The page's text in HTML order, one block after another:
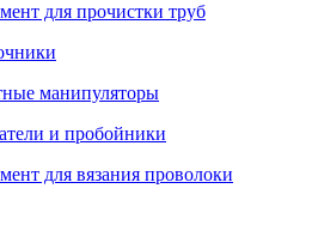
для прочистки труб
манипуляторы
и пробойники
для вязания проволоки